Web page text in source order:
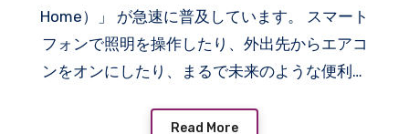
Home）」 が急速に普及しています。 スマート
フォンで照明を操作したり、外出先からエアコ
ンをオンにしたり、まるで未来のような便利さ
プライバシー侵害 などのリスクも潜んでいま
Read More